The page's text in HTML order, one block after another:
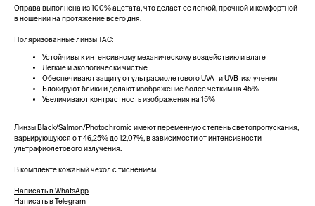
Оправа выполнена из 100% ацетата, что делает ее легкой, прочной и комфортной
в ношении на протяжение всего дня.
Поляризованные линзы TAC:
Устойчивы к интенсивному механическому воздействию и влаге
Легкие и экологически чистые
Обеспечивают защиту от ультрафиолетового UVA- и UVB-излучения
Блокируют блики и делают изображение более четким на 45%
Увеличивают контрастность изображения на 15%
Линзы Black/Salmon/Photochromic имеют переменную степень светопропускания,
варьирующуюся о т 46,25% до 12,07%, в зависимости от интенсивности
ультрафиолетового излучения.
В комплекте кожаный чехол с тиснением.
Написать в WhatsApp
Написать в Telegram